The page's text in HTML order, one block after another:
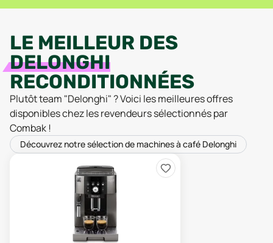
LE MEILLEUR DES
DELONGHI
RECONDITIONNÉES
Plutôt team "Delonghi" ? Voici les meilleures offres
disponibles chez les revendeurs sélectionnés par
Combak !
Découvrez notre sélection de machines à café Delonghi